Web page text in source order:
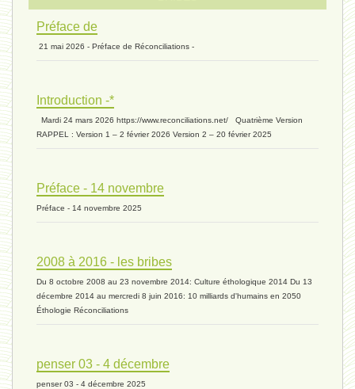
extinction 07 - 18 mai 2024
biomasse - 10 mai 2024*
univers 11 - 28 mars 2024*
Préface de
21 mai 2026 - Préface de Réconciliations -
Introduction -*
Mardi 24 mars 2026 https://www.reconciliations.net/ Quatrième Version
RAPPEL : Version 1 – 2 février 2026 Version 2 – 20 février 2025
Préface - 14 novembre
Préface - 14 novembre 2025
2008 à 2016 - les bribes
Du 8 octobre 2008 au 23 novembre 2014: Culture éthologique 2014 Du 13
décembre 2014 au mercredi 8 juin 2016: 10 milliards d'humains en 2050
Éthologie Réconciliations
penser 03 - 4 décembre
penser 03 - 4 décembre 2025